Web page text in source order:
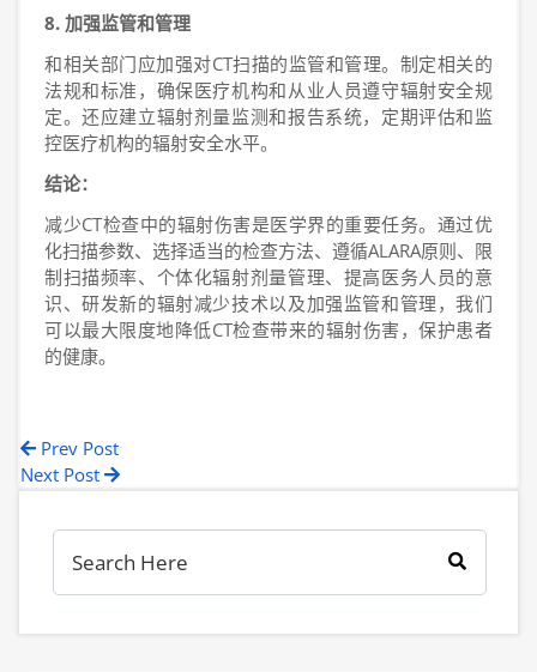
8. 加强监管和管理
和相关部门应加强对CT扫描的监管和管理。制定相关的
法规和标准，确保医疗机构和从业人员遵守辐射安全规
定。还应建立辐射剂量监测和报告系统，定期评估和监
控医疗机构的辐射安全水平。
结论：
减少CT检查中的辐射伤害是医学界的重要任务。通过优
化扫描参数、选择适当的检查方法、遵循ALARA原则、限
制扫描频率、个体化辐射剂量管理、提高医务人员的意
识、研发新的辐射减少技术以及加强监管和管理，我们
可以最大限度地降低CT检查带来的辐射伤害，保护患者
的健康。
Prev Post
Next Post